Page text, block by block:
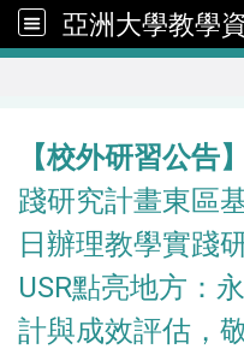
亞洲大學教學
【校外研習公告】
踐研究計畫東區
日辦理教學實踐
USR點亮地方：
計與成效評估，